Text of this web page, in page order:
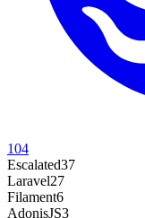
104
Escalated37
Laravel27
Filament6
AdonisJS3